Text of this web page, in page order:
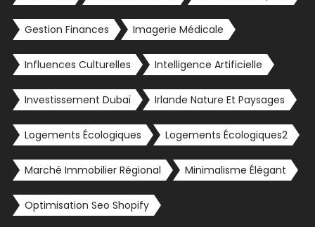
Gestion Finances Imagerie Médicale
Influences Culturelles Intelligence Artificielle
Investissement Dubaï Irlande Nature Et Paysages
Logements Écologiques Logements Écologiques2
Marché Immobilier Régional Minimalisme Élégant
Optimisation Seo Shopify